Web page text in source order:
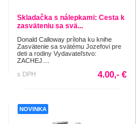
Skladačka s nálepkami: Cesta k
zasväteniu sa svä...
Donald Calloway príloha ku knihe
Zasvätenie sa svätému Jozefovi pre
deti a rodiny Vydavateľstvo:
ZACHEJ....
s DPH
4.00,- €
NOVINKA